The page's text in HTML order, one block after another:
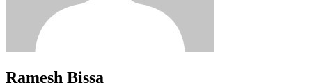
Ramesh Bissa